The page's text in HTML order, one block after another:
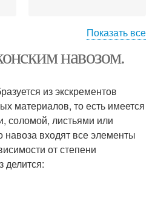
выращивания
Навоз для винограда
Показать все
навозом.
из экскрементов
материалов, то есть имеется
соломой, листьями или
навоза входят все элементы
от степени
делится: